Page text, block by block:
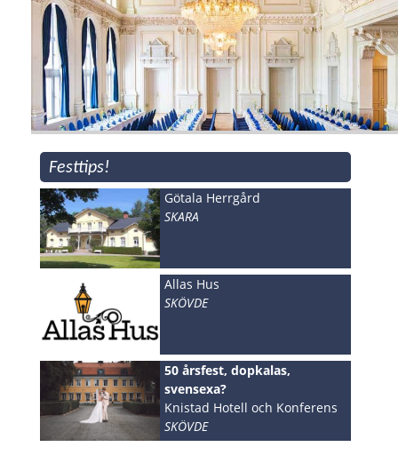
Festtips!
Götala Herrgård
SKARA
Allas Hus
SKÖVDE
50 årsfest, dopkalas,
svensexa?
Knistad Hotell och Konferens
SKÖVDE